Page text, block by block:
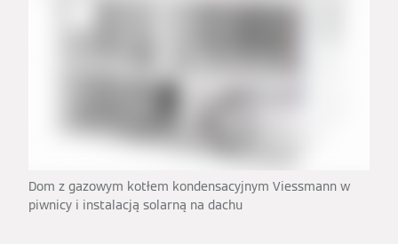
Dom z gazowym kotłem kondensacyjnym Viessmann w
piwnicy i instalacją solarną na dachu